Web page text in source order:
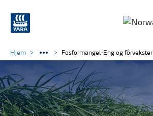
Hjem Fosformangel-Eng og fôrvekster